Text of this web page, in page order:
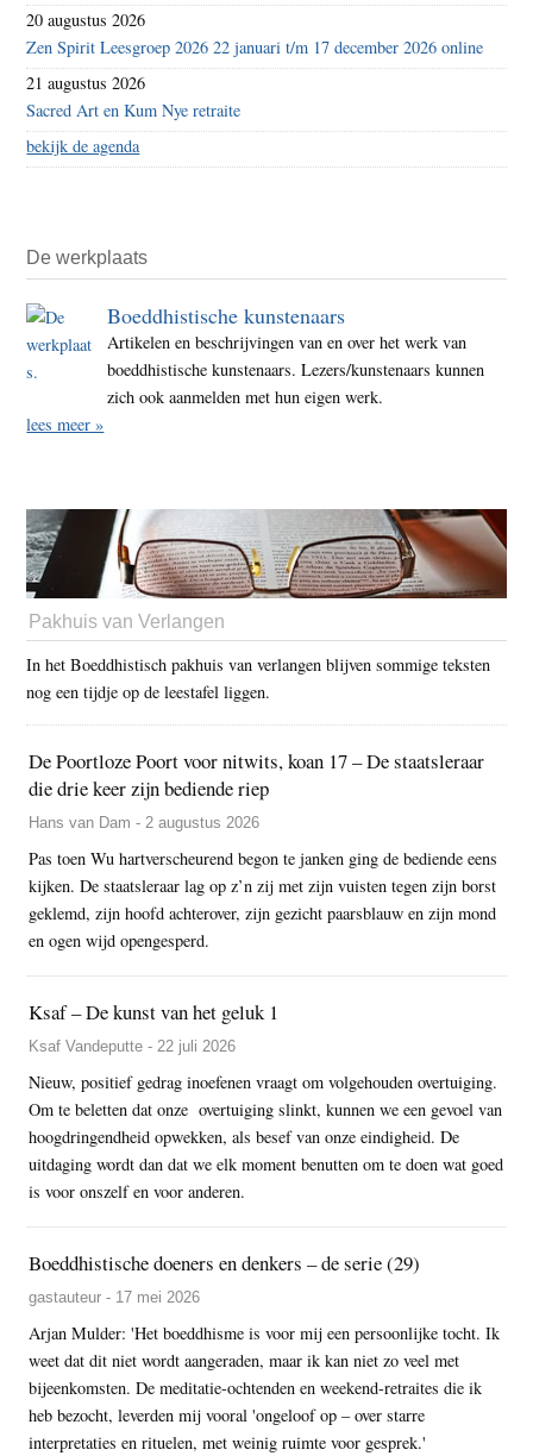
20 augustus 2026
Zen Spirit Leesgroep 2026 22 januari t/m 17 december 2026 online
21 augustus 2026
Sacred Art en Kum Nye retraite
bekijk de agenda
De werkplaats
Boeddhistische kunstenaars
Artikelen en beschrijvingen van en over het werk van
boeddhistische kunstenaars. Lezers/kunstenaars kunnen
zich ook aanmelden met hun eigen werk.
lees meer »
Pakhuis van Verlangen
In het Boeddhistisch pakhuis van verlangen blijven sommige teksten
nog een tijdje op de leestafel liggen.
De Poortloze Poort voor nitwits, koan 17 – De staatsleraar
die drie keer zijn bediende riep
Hans van Dam - 2 augustus 2026
Pas toen Wu hartverscheurend begon te janken ging de bediende eens
kijken. De staatsleraar lag op z’n zij met zijn vuisten tegen zijn borst
geklemd, zijn hoofd achterover, zijn gezicht paarsblauw en zijn mond
en ogen wijd opengesperd.
Ksaf – De kunst van het geluk 1
Ksaf Vandeputte - 22 juli 2026
Nieuw, positief gedrag inoefenen vraagt om volgehouden overtuiging.
Om te beletten dat onze overtuiging slinkt, kunnen we een gevoel van
hoogdringendheid opwekken, als besef van onze eindigheid. De
uitdaging wordt dan dat we elk moment benutten om te doen wat goed
is voor onszelf en voor anderen.
Boeddhistische doeners en denkers – de serie (29)
gastauteur - 17 mei 2026
Arjan Mulder: 'Het boeddhisme is voor mij een persoonlijke tocht. Ik
weet dat dit niet wordt aangeraden, maar ik kan niet zo veel met
bijeenkomsten. De meditatie-ochtenden en weekend-retraites die ik
heb bezocht, leverden mij vooral 'ongeloof op – over starre
interpretaties en rituelen, met weinig ruimte voor gesprek.'